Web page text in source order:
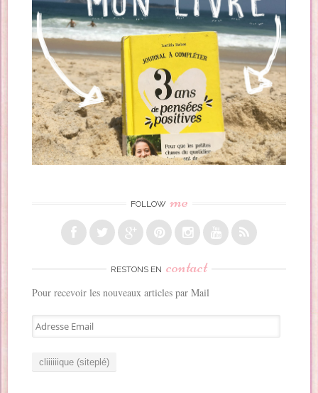
FOLLOW me
RESTONS EN contact
Pour recevoir les nouveaux articles par Mail
A
d